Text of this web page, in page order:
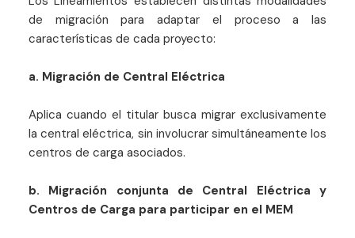
de migración para adaptar el proceso a las
características de cada proyecto:
a. Migración de Central Eléctrica
Aplica cuando el titular busca migrar exclusivamente
la central eléctrica, sin involucrar simultáneamente los
centros de carga asociados.
b. Migración conjunta de Central Eléctrica y
Centros de Carga para participar en el MEM